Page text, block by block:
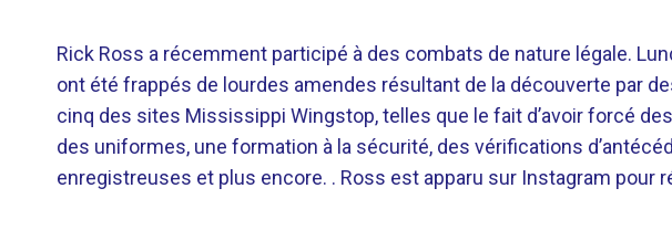
Rick Ross a récemment participé à des combats de nature légale.
ont été frappés de lourdes amendes résultant de la découverte par
cinq des sites Mississippi Wingstop, telles que le fait d’avoir forcé
des uniformes, une formation à la sécurité, des vérifications
enregistreuses et plus encore. . Ross est apparu sur Instagram pour